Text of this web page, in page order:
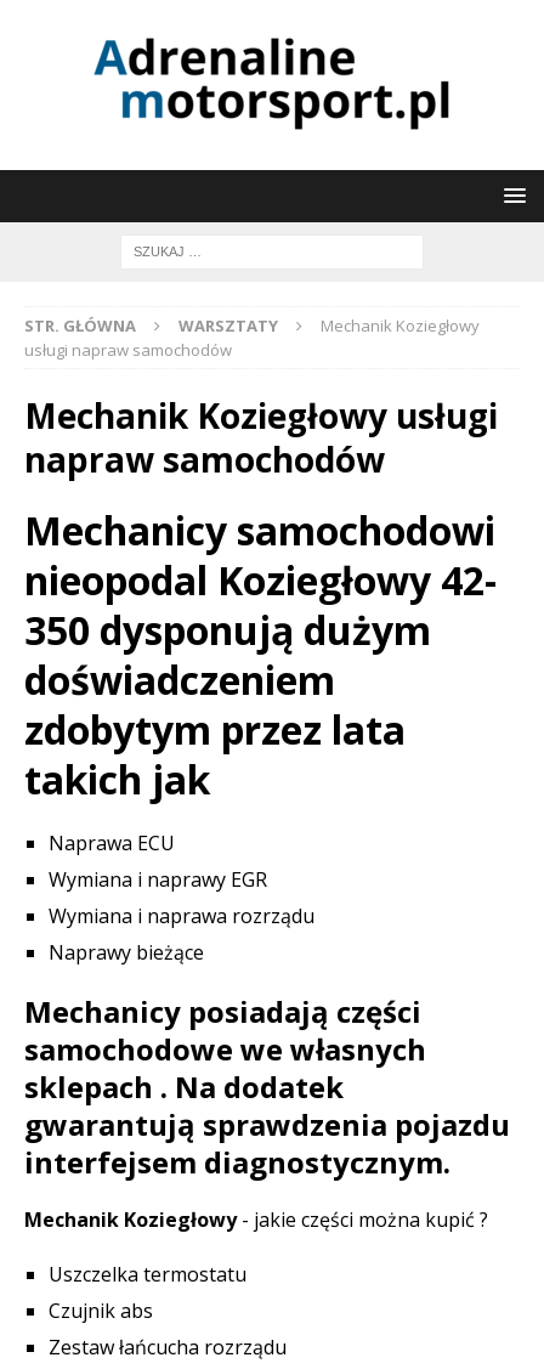
STR. GŁÓWNA WARSZTATY
Mechanik Koziegłowy
usługi napraw samochodów
Mechanik Koziegłowy usługi
napraw samochodów
Mechanicy samochodowi
nieopodal Koziegłowy 42-
350 dysponują dużym
doświadczeniem
zdobytym przez lata
takich jak
Naprawa ECU
Wymiana i naprawy EGR
Wymiana i naprawa rozrządu
Naprawy bieżące
Mechanicy posiadają części
samochodowe we własnych
sklepach . Na dodatek
gwarantują sprawdzenia pojazdu
interfejsem diagnostycznym.
Mechanik Koziegłowy- jakie części można kupić ?
Uszczelka termostatu
Czujnik abs
Zestaw łańcucha rozrządu